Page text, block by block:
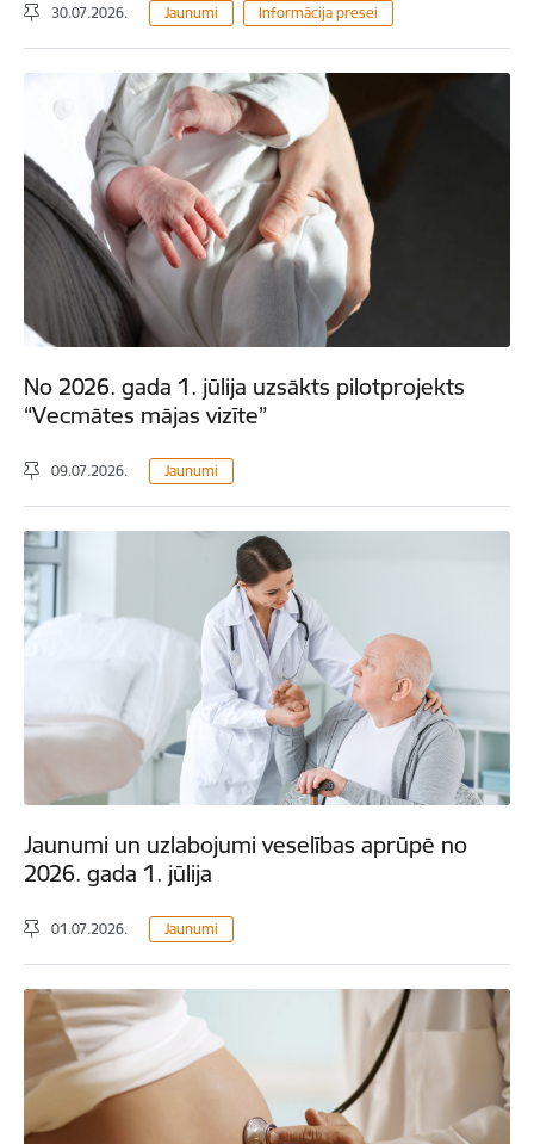
30.07.2026. Jaunumi Informācija presei
No 2026. gada 1. jūlija uzsākts pilotprojekts
“Vecmātes mājas vizīte”
09.07.2026. Jaunumi
Jaunumi un uzlabojumi veselības aprūpē no
2026. gada 1. jūlija
01.07.2026. Jaunumi